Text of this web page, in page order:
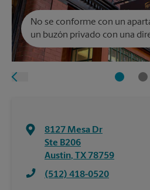
No se conforme con un
un buzón privado con una
8127 Mesa Dr
Ste B206
Austin, TX 78759
(512) 418-0520